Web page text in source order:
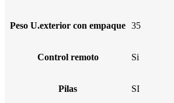
Peso U.exterior con empaque 35
Control remoto Si
Pilas SI